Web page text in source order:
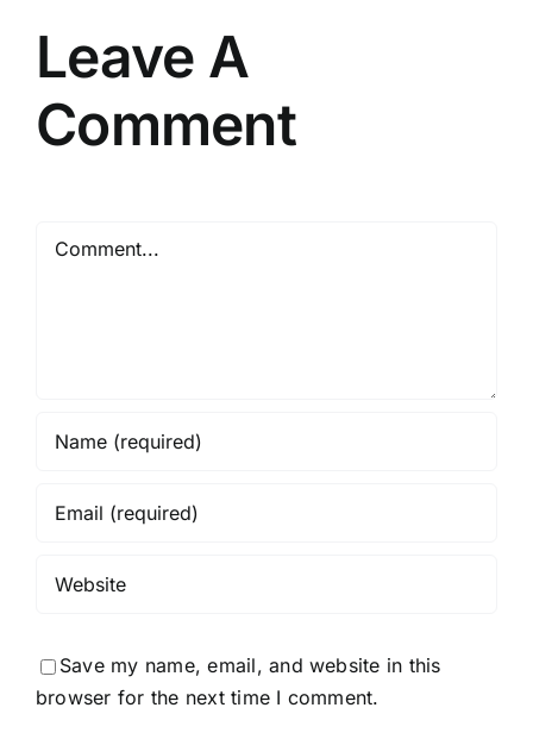
Leave A
Comment
Save my name, email, and website in this
browser for the next time I comment.